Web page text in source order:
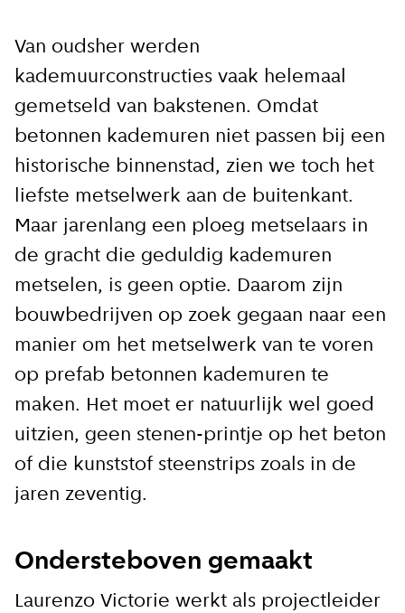
Van oudsher werden
kademuurconstructies vaak helemaal
gemetseld van bakstenen. Omdat
betonnen kademuren niet passen bij een
historische binnenstad, zien we toch het
liefste metselwerk aan de buitenkant.
Maar jarenlang een ploeg metselaars in
de gracht die geduldig kademuren
metselen, is geen optie. Daarom zijn
bouwbedrijven op zoek gegaan naar een
manier om het metselwerk van te voren
op prefab betonnen kademuren te
maken. Het moet er natuurlijk wel goed
uitzien, geen stenen-printje op het beton
of die kunststof steenstrips zoals in de
jaren zeventig.
Ondersteboven gemaakt
Laurenzo Victorie werkt als projectleider